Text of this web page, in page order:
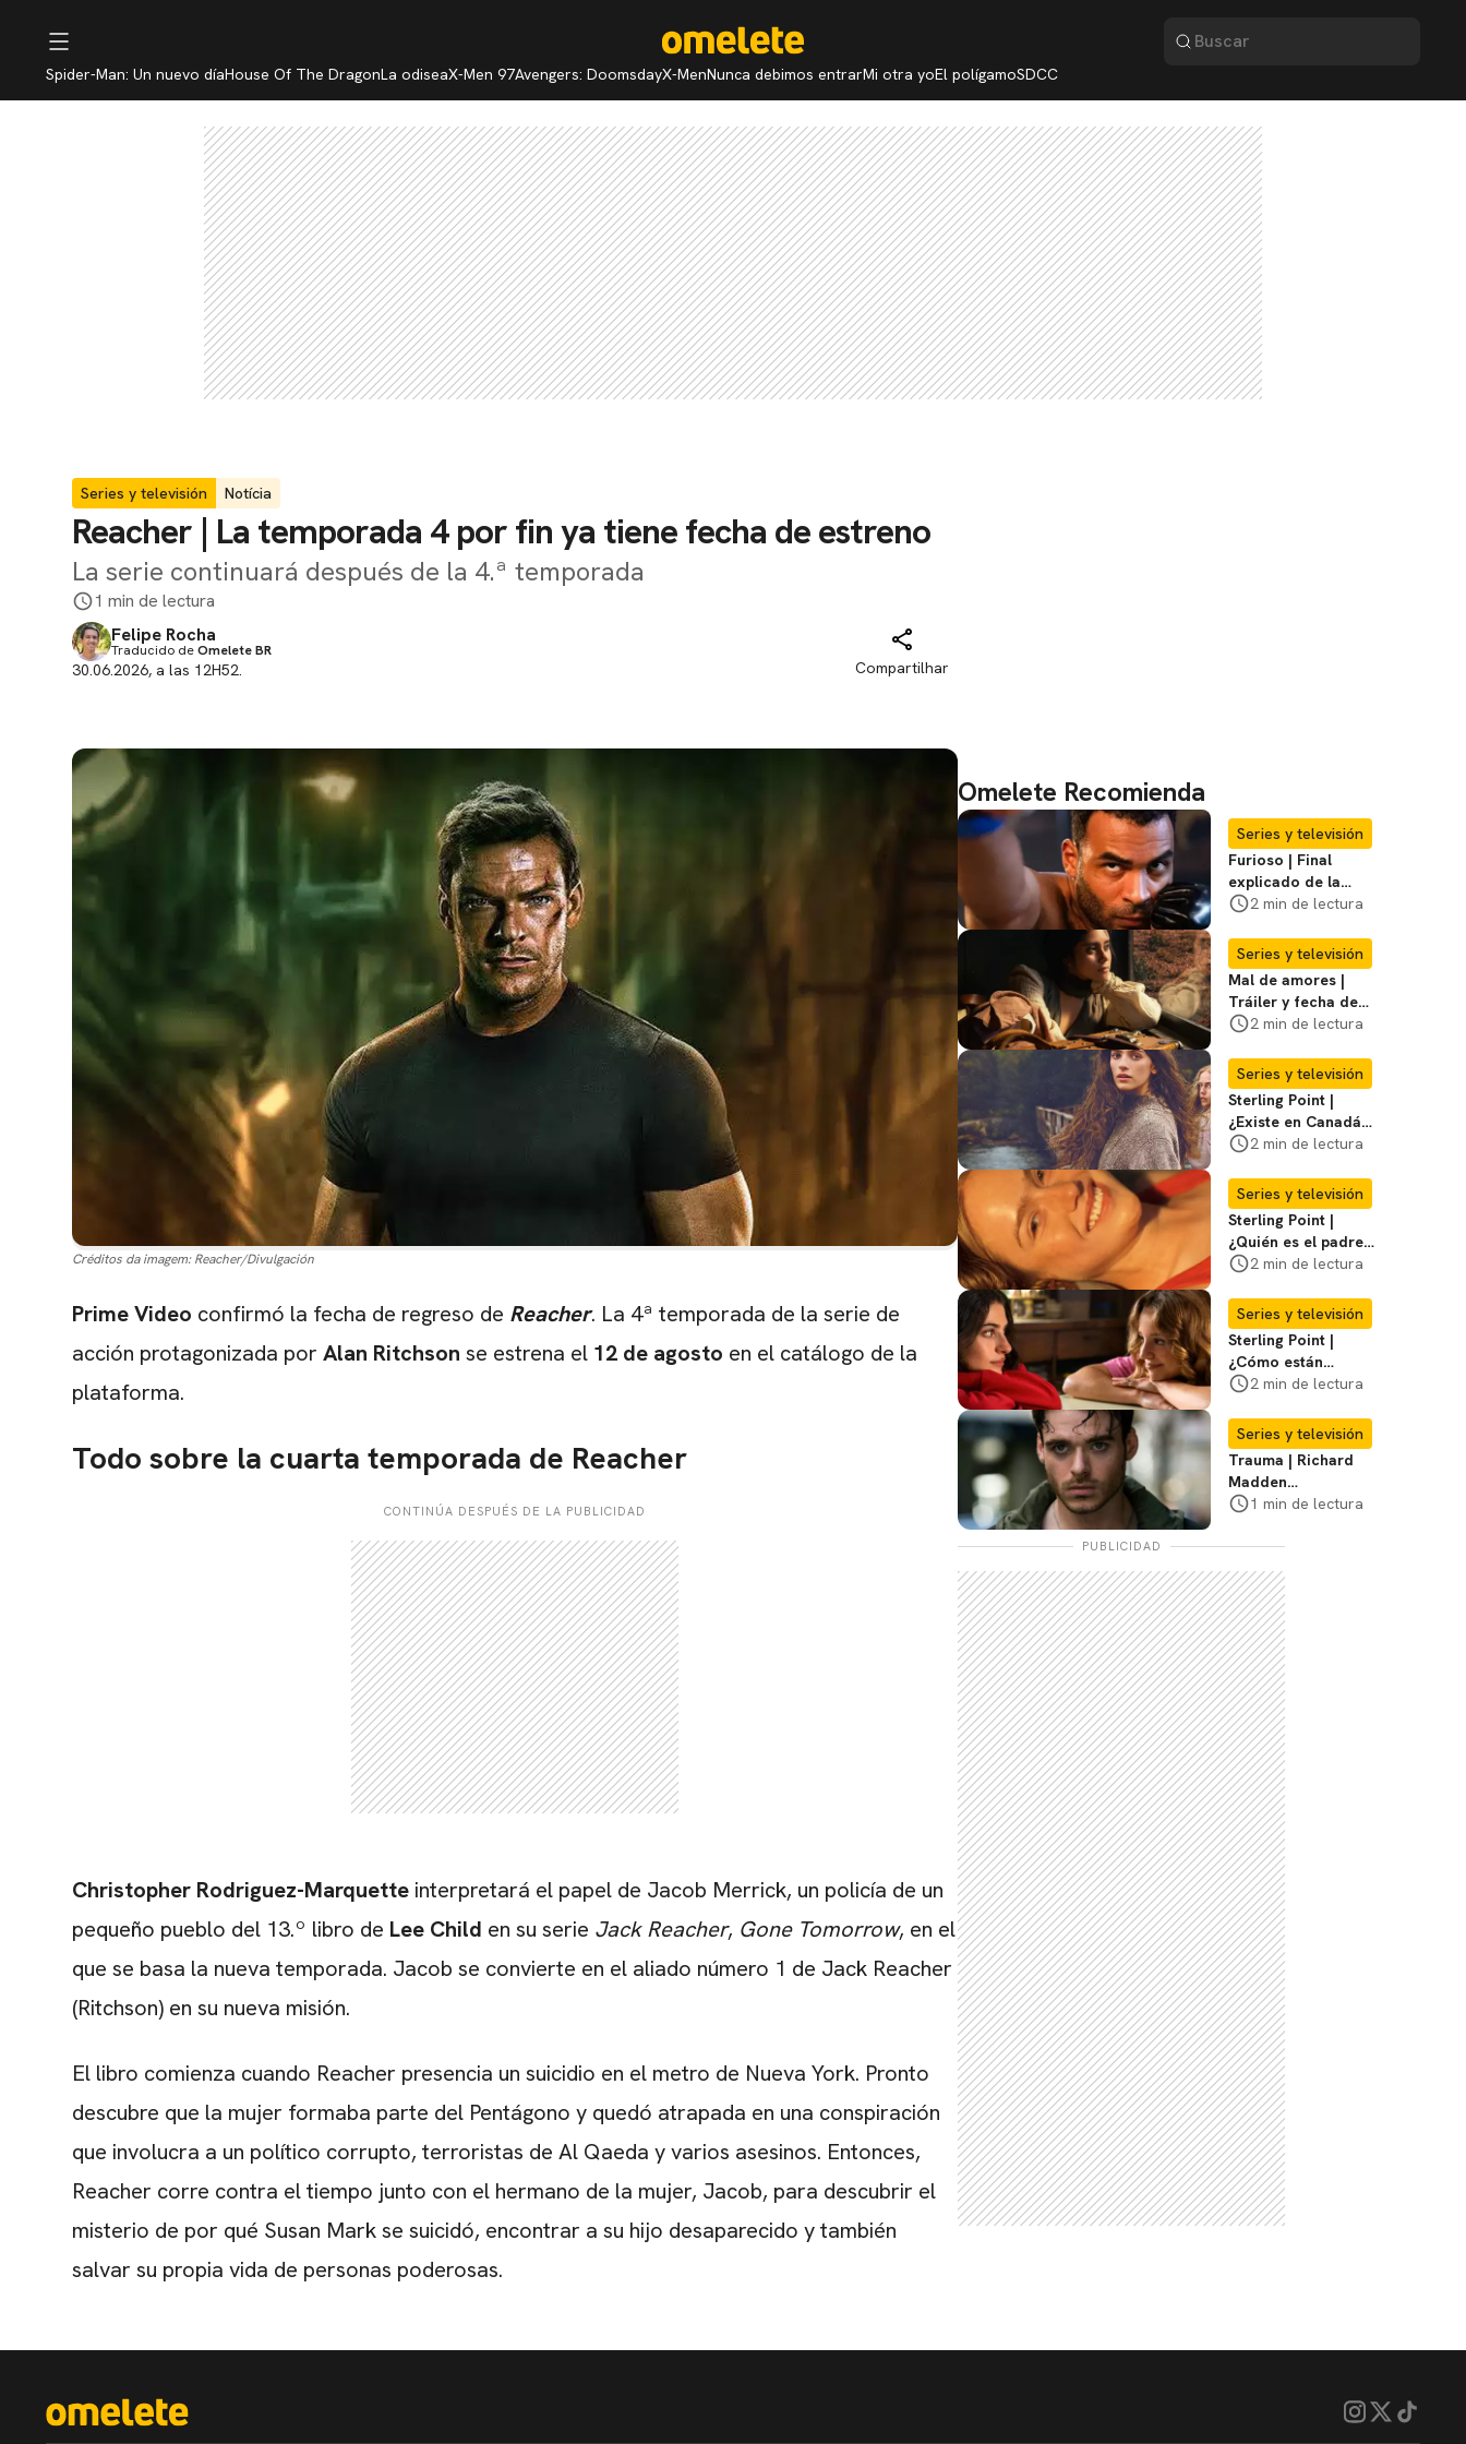
Spider-Man: Un nuevo díaHouse Of The DragonLa odiseaX-Men 97Avengers: DoomsdayX-MenNunca debimos entrarMi otra yoEl polígamoSDCC
Series y televisión Notícia
Reacher | La temporada 4 por fin ya tiene fecha de estreno
La serie continuará después de la 4.ª temporada
1 min de lectura
Felipe Rocha
Traducido deOmelete BR
30.06.2026, a las 12H52. Compartilhar
Créditos da imagem: Reacher/Divulgación
Prime Video confirmó la fecha de regreso de Reacher. La 4ª temporada de la serie de
acción protagonizada por Alan Ritchson se estrena el 12 de agosto en el catálogo de la
plataforma.
Todo sobre la cuarta temporada de Reacher
CONTINÚA DESPUÉS DE LA PUBLICIDAD
Christopher Rodriguez-Marquette interpretará el papel de Jacob Merrick, un policía de un
pequeño pueblo del 13.º libro de Lee Child en su serie Jack Reacher, Gone Tomorrow, en el
que se basa la nueva temporada. Jacob se convierte en el aliado número 1 de Jack Reacher
(Ritchson) en su nueva misión.
El libro comienza cuando Reacher presencia un suicidio en el metro de Nueva York. Pronto
descubre que la mujer formaba parte del Pentágono y quedó atrapada en una conspiración
que involucra a un político corrupto, terroristas de Al Qaeda y varios asesinos. Entonces,
Reacher corre contra el tiempo junto con el hermano de la mujer, Jacob, para descubrir el
misterio de por qué Susan Mark se suicidó, encontrar a su hijo desaparecido y también
salvar su propia vida de personas poderosas.
Omelete Recomienda
Series y televisión
Furioso | Final
explicado de la
serie brasileña de
2 min de lectura
Series y televisión
Mal de amores |
Tráiler y fecha de
estreno de la nueva
2 min de lectura
Series y televisión
Sterling Point |
¿Existe en Canadá
la isla de la que
Entérate
2 min de lectura
Series y televisión
Sterling Point |
¿Quién es el padre
biológico de
decimos
2 min de lectura
Series y televisión
Sterling Point |
¿Cómo están
conectados Annie,
Te explicamos
2 min de lectura
Series y televisión
Trauma | Richard
Madden
protagonizará serie
1 min de lectura
PUBLICIDAD